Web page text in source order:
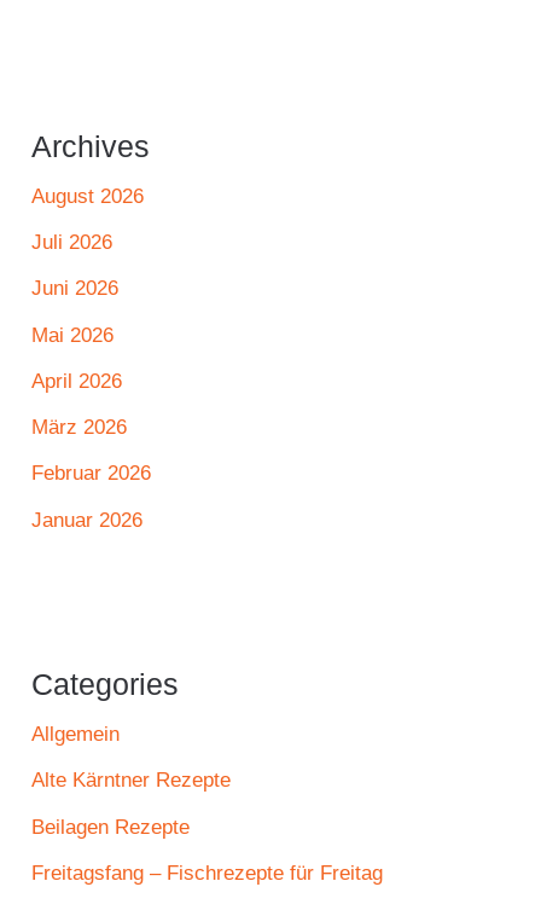
Archives
August 2026
Juli 2026
Juni 2026
Mai 2026
April 2026
März 2026
Februar 2026
Januar 2026
Categories
Allgemein
Alte Kärntner Rezepte
Beilagen Rezepte
Freitagsfang – Fischrezepte für Freitag